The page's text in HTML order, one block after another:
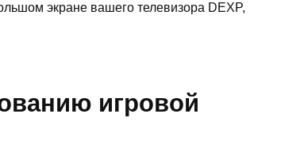
экране вашего телевизора DEXP,
игровой